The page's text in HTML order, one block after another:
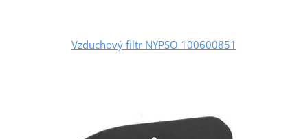
Vzduchový filtr NYPSO 100600851